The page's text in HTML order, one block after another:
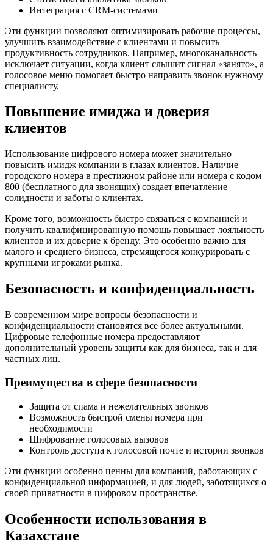
Интеграция с CRM-системами
Эти функции позволяют оптимизировать рабочие процессы,
улучшить взаимодействие с клиентами и повысить
продуктивность сотрудников. Например, многоканальность
исключает ситуации, когда клиент слышит сигнал «занято», а
голосовое меню помогает быстро направить звонок нужному
специалисту.
Повышение имиджа и доверия
клиентов
Использование цифрового номера может значительно
повысить имидж компании в глазах клиентов. Наличие
городского номера в престижном районе или номера с кодом
800 (бесплатного для звонящих) создает впечатление
солидности и заботы о клиентах.
Кроме того, возможность быстро связаться с компанией и
получить квалифицированную помощь повышает лояльность
клиентов и их доверие к бренду. Это особенно важно для
малого и среднего бизнеса, стремящегося конкурировать с
крупными игроками рынка.
Безопасность и конфиденциальность
В современном мире вопросы безопасности и
конфиденциальности становятся все более актуальными.
Цифровые телефонные номера предоставляют
дополнительный уровень защиты как для бизнеса, так и для
частных лиц.
Преимущества в сфере безопасности
Защита от спама и нежелательных звонков
Возможность быстрой смены номера при
необходимости
Шифрование голосовых вызовов
Контроль доступа к голосовой почте и истории звонков
Эти функции особенно ценны для компаний, работающих с
конфиденциальной информацией, и для людей, заботящихся о
своей приватности в цифровом пространстве.
Особенности использования в
Казахстане